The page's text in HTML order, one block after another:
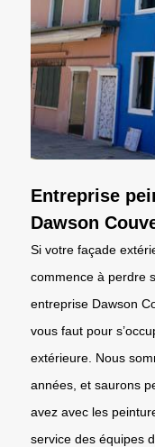
Entreprise
Dawson
Si votre façade
commence à perdre
entreprise Dawson
vous faut pour
extérieure. Nous
années, et saurons
avez avec les
service des équipes